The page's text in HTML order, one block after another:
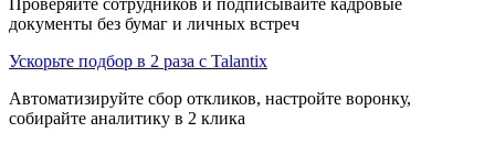
документы без бумаг и личных встреч
Ускорьте подбор в 2 раза с Talantix
Автоматизируйте сбор откликов, настройте воронку,
собирайте аналитику в 2 клика